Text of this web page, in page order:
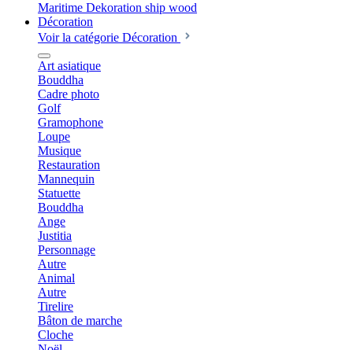
Décoration
Voir la catégorie Décoration
Art asiatique
Bouddha
Cadre photo
Golf
Gramophone
Loupe
Musique
Restauration
Mannequin
Statuette
Bouddha
Ange
Justitia
Personnage
Autre
Animal
Autre
Tirelire
Bâton de marche
Cloche